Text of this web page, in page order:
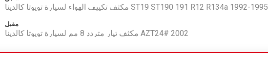
مكثف تكييف الهواء لسيارة تويوتا كالدينا ST19 ST190 191 R12 R134a 1992-1995
مقبل
مكثف تيار متردد 8 مم لسيارة تويوتا كالدينا AZT24# 2002